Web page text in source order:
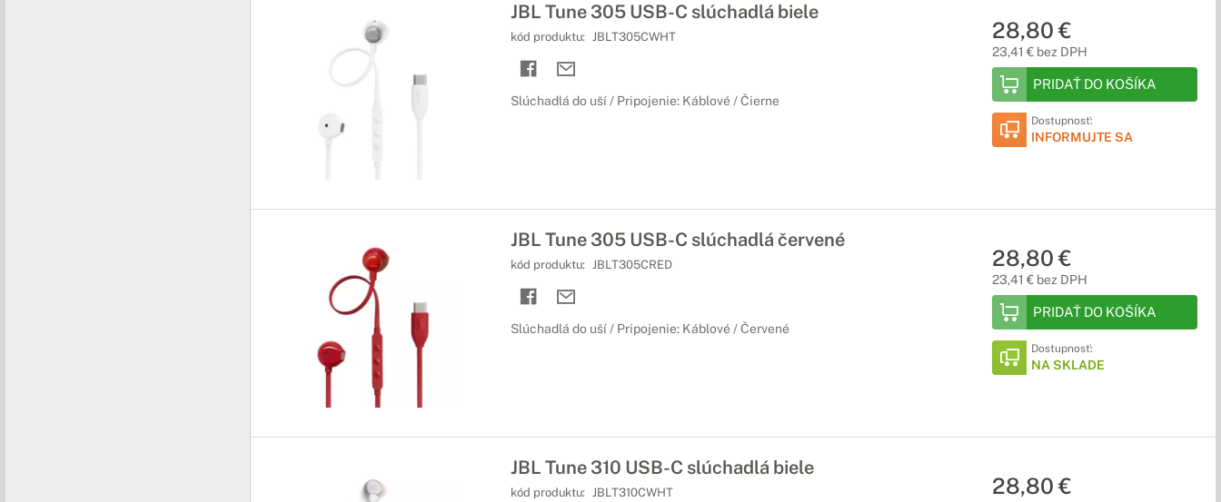
JBL Tune 305 USB-C slúchadlá biele
kód produktu: JBLT305CWHT
Slúchadlá do uší / Pripojenie: Káblové / Čierne
28,80 €
23,41 € bez DPH
PRIDAŤ DO KOŠÍKA
Dostupnosť:
INFORMUJTE SA
JBL Tune 305 USB-C slúchadlá červené
kód produktu: JBLT305CRED
Slúchadlá do uší / Pripojenie: Káblové / Červené
28,80 €
23,41 € bez DPH
PRIDAŤ DO KOŠÍKA
Dostupnosť:
NA SKLADE
JBL Tune 310 USB-C slúchadlá biele
kód produktu: JBLT310CWHT 28,80 €